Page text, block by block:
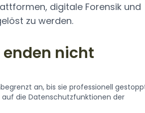
digitale Forensik und
zu werden.
nicht
an, bis sie professionell
auf die Datenschutzfunktionen der